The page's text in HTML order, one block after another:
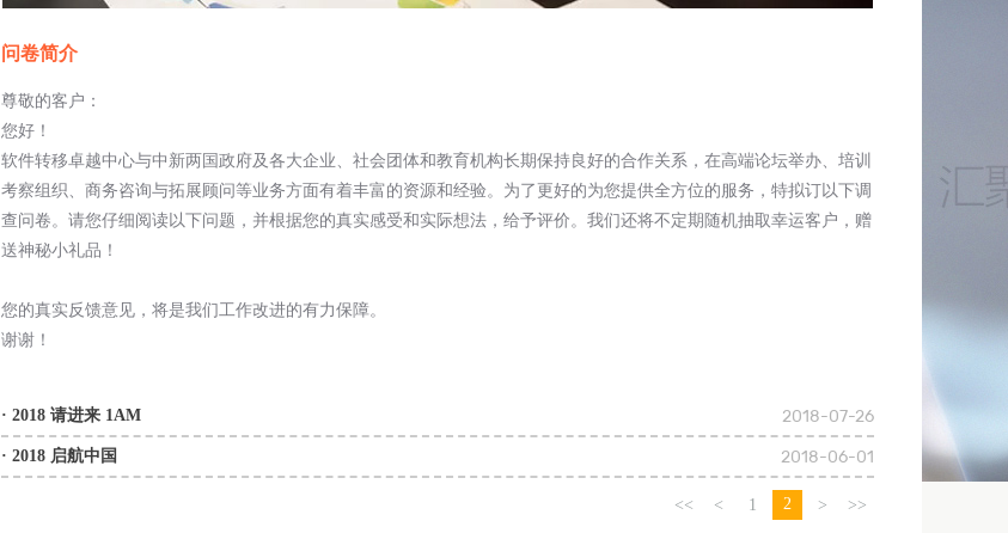
问卷简介
尊敬的客户：
您好！
软件转移卓越中心与中新两国政府及各大企业、社会团体和教育机构长期保持良好的合作关系，在高端论坛举办、培训
考察组织、商务咨询与拓展顾问等业务方面有着丰富的资源和经验。为了更好的为您提供全方位的服务，特拟订以下调
查问卷。请您仔细阅读以下问题，并根据您的真实感受和实际想法，给予评价。我们还将不定期随机抽取幸运客户，赠
送神秘小礼品！
您的真实反馈意见，将是我们工作改进的有力保障。
谢谢！
· 2018 请进来 1AM 2018-07-26
· 2018 启航中国 2018-06-01
<< < 1 2 > >>